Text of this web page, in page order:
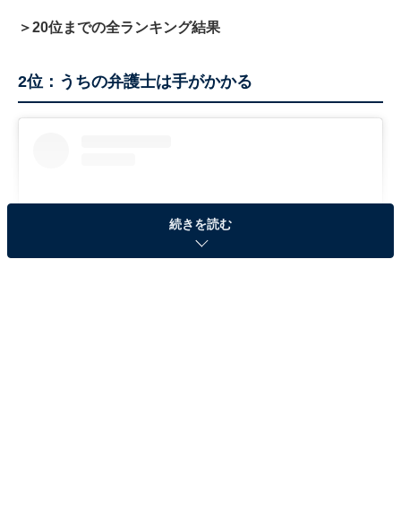
＞20位までの全ランキング結果
2位：うちの弁護士は手がかかる
続きを読む